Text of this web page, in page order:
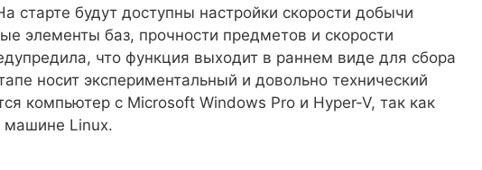
будут доступны настройки скорости добычи
элементы баз, прочности предметов и скорости
что функция выходит в раннем виде для сбора
носит экспериментальный и довольно технический
компьютер с Microsoft Windows Pro и Hyper-V, так как
машине Linux.